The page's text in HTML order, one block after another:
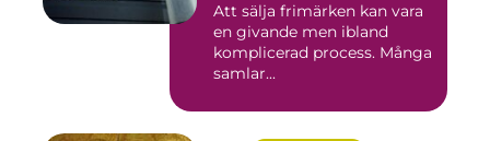
Att sälja frimärken kan vara
en givande men ibland
komplicerad process. Många
samlar...